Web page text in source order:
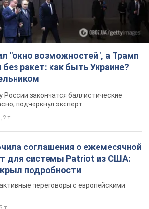
"окно возможностей", а Трамп
без ракет: как быть Украине?
России закончатся баллистические
подчеркнул эксперт
т.
соглашения о ежемесячной
для системы Patriot из США:
подробности
переговоры с европейскими
т.